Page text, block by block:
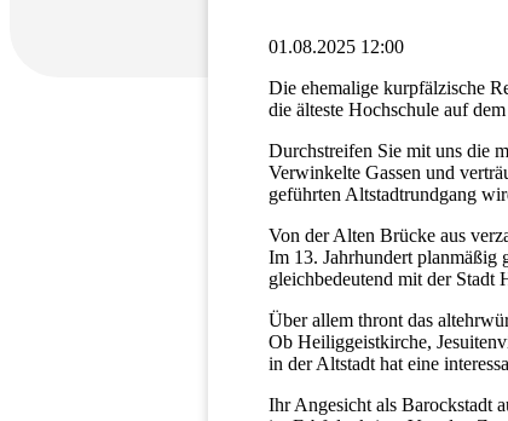
01.08.2025 12:00
Die ehemalige kurpfälzische
die älteste Hochschule auf
Durchstreifen Sie mit uns die
Verwinkelte Gassen und
geführten Altstadtrundgang
Von der Alten Brücke aus
Im 13. Jahrhundert planmäßig
gleichbedeutend mit der Stadt
Über allem thront das
Ob Heiliggeistkirche,
in der Altstadt hat eine
Ihr Angesicht als Barockstadt